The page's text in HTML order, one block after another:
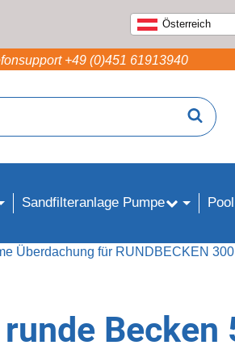
Österreich
+49 (0)451 61913940
Sandfilteranlage Pumpe
Überdachung für RUNDBECKEN
Becken